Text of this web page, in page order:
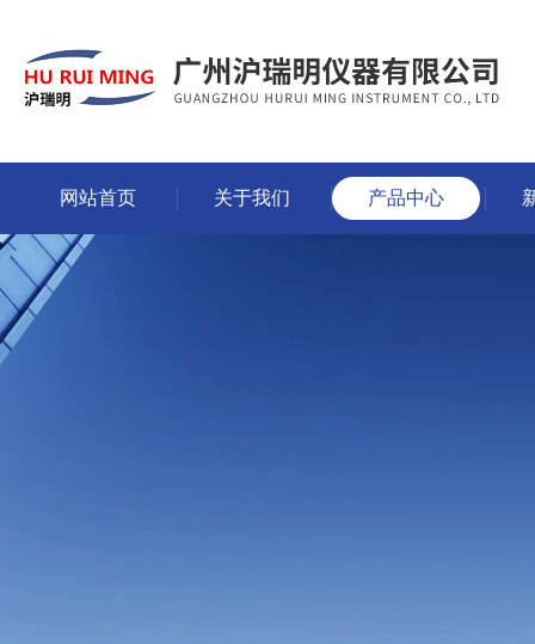
网站首页 关于我们 产品中心